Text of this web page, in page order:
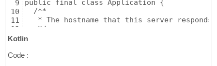
9
10
11
12
13
15
public final class Application {
  /**
* The hostname that this server responds
   */
  public final @NonNull String hostname;
  /**
Kotlin
Code :